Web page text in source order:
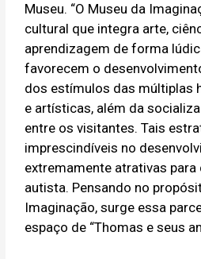
Museu. “O Museu da
cultural que integra arte,
aprendizagem de forma
favorecem o
dos estímulos das múltiplas
e artísticas, além da
entre os visitantes. Tais
imprescindíveis no
extremamente atrativas
autista. Pensando no
Imaginação, surge essa
espaço de “Thomas e seus